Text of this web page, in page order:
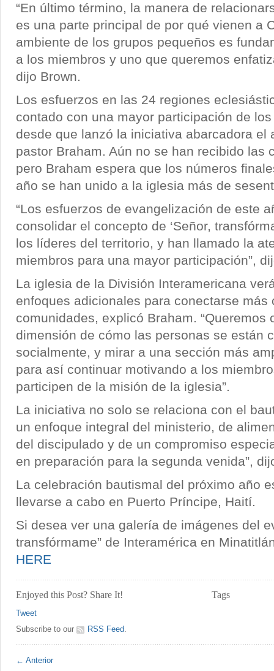
“En último término, la manera de
es una parte principal de por qué vienen a
ambiente de los grupos pequeños es
a los miembros y uno que queremos
dijo Brown.
Los esfuerzos en las 24 regiones
contado con una mayor participación de
desde que lanzó la iniciativa abarcadora el
pastor Braham. Aún no se han recibido las
pero Braham espera que los números
año se han unido a la iglesia más de
“Los esfuerzos de evangelización de este
consolidar el concepto de ‘Señor,
los líderes del territorio, y han llamado la
miembros para una mayor participación”,
La iglesia de la División Interamericana
enfoques adicionales para conectarse más
comunidades, explicó Braham. “Queremos
dimensión de cómo las personas se están
socialmente, y mirar a una sección más
para así continuar motivando a los
participen de la misión de la iglesia”.
La iniciativa no solo se relaciona con el
un enfoque integral del ministerio, de
del discipulado y de un compromiso
en preparación para la segunda venida”,
La celebración bautismal del próximo año
llevarse a cabo en Puerto Príncipe, Haití.
Si desea ver una galería de imágenes del
transfórmame” de Interamérica en
HERE
Enjoyed this Post? Share It!
Tweet
Subscribe to our
RSS Feed.
Tags
← Anterior